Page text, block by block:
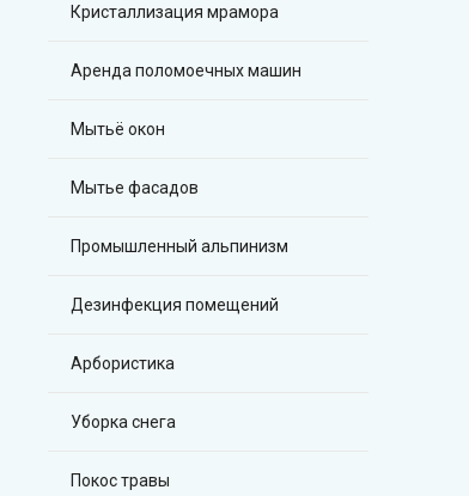
Кристаллизация мрамора
Аренда поломоечных машин
Мытьё окон
Мытье фасадов
Промышленный альпинизм
Дезинфекция помещений
Арбористика
Уборка снега
Покос травы